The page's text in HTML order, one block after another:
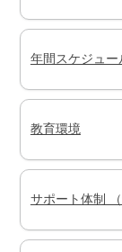
年間スケジュー
教育環境
サポート体制